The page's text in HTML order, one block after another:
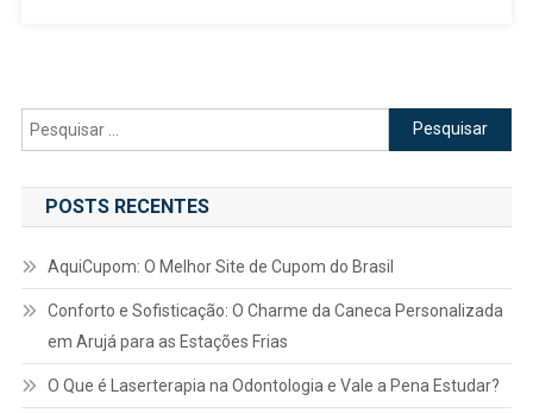
Pesquisar
por:
POSTS RECENTES
AquiCupom: O Melhor Site de Cupom do Brasil
Conforto e Sofisticação: O Charme da Caneca Personalizada
em Arujá para as Estações Frias
O Que é Laserterapia na Odontologia e Vale a Pena Estudar?